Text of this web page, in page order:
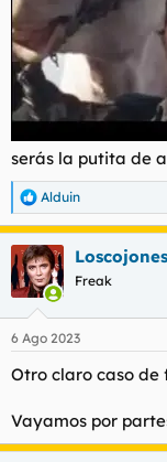
serás la putita de
R
e
a
c
c
i
e
:
Alduin
Loscojones
Freak
6 Ago 2023
Otro claro caso de
Vayamos por